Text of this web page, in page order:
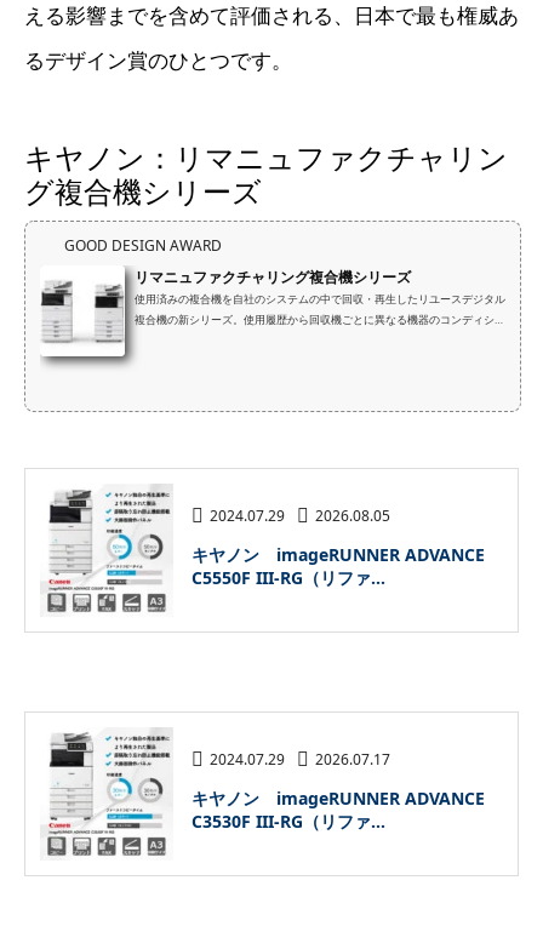
える影響までを含めて評価される、日本で最も権威あ
るデザイン賞のひとつです。
キヤノン：リマニュファクチャリン
グ複合機シリーズ
GOOD DESIGN AWARD
リマニュファクチャリング複合機シリーズ
使用済みの複合機を自社のシステムの中で回収・再生したリユースデジタル
複合機の新シリーズ。使用履歴から回収機ごとに異なる機器のコンディショ
2024.07.29 2026.08.05
キヤノン imageRUNNER ADVANCE
C5550F III-RG（リファ...
2024.07.29 2026.07.17
キヤノン imageRUNNER ADVANCE
C3530F III-RG（リファ...